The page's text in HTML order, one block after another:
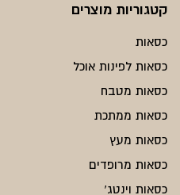
קטגוריות מוצרים
כסאות
כסאות לפינות אוכל
כסאות מטבח
כסאות ממתכת
כסאות מעץ
כסאות מרופדים
כסאות וינטג'